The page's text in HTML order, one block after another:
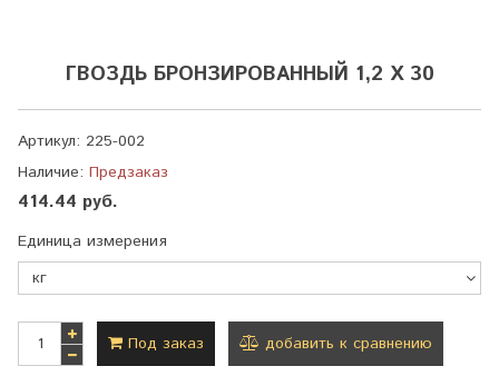
ГВОЗДЬ БРОНЗИРОВАННЫЙ 1,2 Х 30
Артикул: 225-002
Наличие: Предзаказ
414.44 руб.
Единица измерения
Под заказ добавить к сравнению